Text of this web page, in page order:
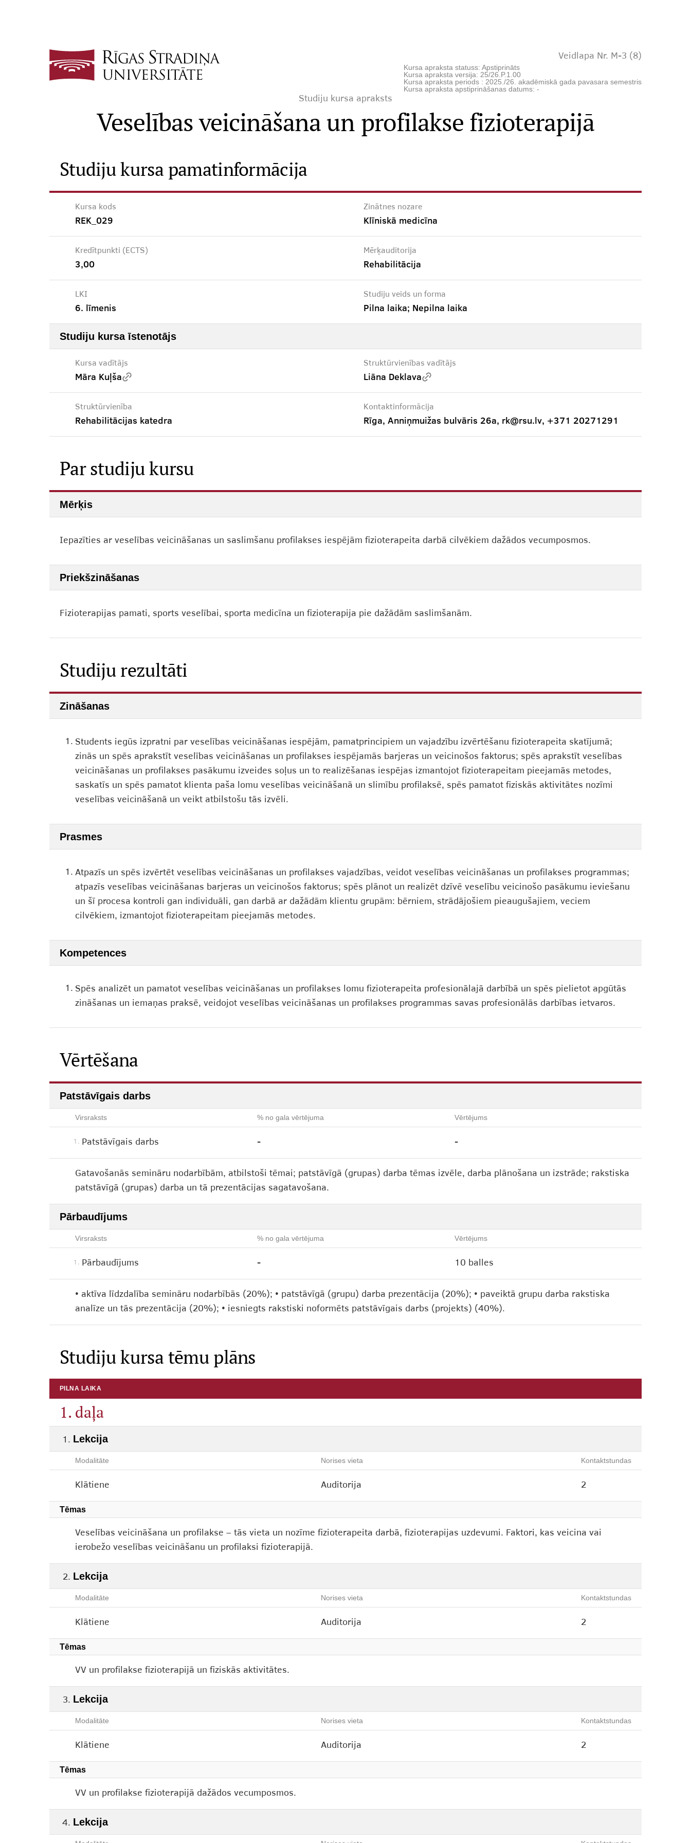
Veidlapa Nr. M-3 (8)
Kursa apraksta statuss: Apstiprināts
Kursa apraksta versija: 25/26.P.1.00
Kursa apraksta periods : 2025./26. akadēmiskā gada pavasara semestris
Kursa apraksta apstiprināšanas datums: -
Studiju kursa apraksts
Veselības veicināšana un profilakse fizioterapijā
Studiju kursa pamatinformācija
Kursa kods
REK_029
Zinātnes nozare
Klīniskā medicīna
Kredītpunkti (ECTS)
3,00
Mērķauditorija
Rehabilitācija
LKI
6. līmenis
Studiju veids un forma
Pilna laika; Nepilna laika
Studiju kursa īstenotājs
Kursa vadītājs
Māra Kuļša
Struktūrvienības vadītājs
Liāna Deklava
Struktūrvienība
Rehabilitācijas katedra
Kontaktinformācija
Rīga, Anniņmuižas bulvāris 26a, rk@rsu.lv, +371 20271291
Par studiju kursu
Mērķis
Iepazīties ar veselības veicināšanas un saslimšanu profilakses iespējām fizioterapeita darbā cilvēkiem dažādos vecumposmos.
Priekšzināšanas
Fizioterapijas pamati, sports veselībai, sporta medicīna un fizioterapija pie dažādām saslimšanām.
Studiju rezultāti
Zināšanas
1. Students iegūs izpratni par veselības veicināšanas iespējām, pamatprincipiem un vajadzību izvērtēšanu fizioterapeita skatījumā;
zinās un spēs aprakstīt veselības veicināšanas un profilakses iespējamās barjeras un veicinošos faktorus; spēs aprakstīt veselības
veicināšanas un profilakses pasākumu izveides soļus un to realizēšanas iespējas izmantojot fizioterapeitam pieejamās metodes,
saskatīs un spēs pamatot klienta paša lomu veselības veicināšanā un slimību profilaksē, spēs pamatot fiziskās aktivitātes nozīmi
veselības veicināšanā un veikt atbilstošu tās izvēli.
Prasmes
1. Atpazīs un spēs izvērtēt veselības veicināšanas un profilakses vajadzības, veidot veselības veicināšanas un profilakses programmas;
atpazīs veselības veicināšanas barjeras un veicinošos faktorus; spēs plānot un realizēt dzīvē veselību veicinošo pasākumu ieviešanu
un šī procesa kontroli gan individuāli, gan darbā ar dažādām klientu grupām: bērniem, strādājošiem pieaugušajiem, veciem
cilvēkiem, izmantojot fizioterapeitam pieejamās metodes.
Kompetences
1. Spēs analizēt un pamatot veselības veicināšanas un profilakses lomu fizioterapeita profesionālajā darbībā un spēs pielietot apgūtās
zināšanas un iemaņas praksē, veidojot veselības veicināšanas un profilakses programmas savas profesionālās darbības ietvaros.
Vērtēšana
Patstāvīgais darbs
Virsraksts % no gala vērtējuma Vērtējums
1. Patstāvīgais darbs - -
Gatavošanās semināru nodarbībām, atbilstoši tēmai; patstāvīgā (grupas) darba tēmas izvēle, darba plānošana un izstrāde; rakstiska
patstāvīgā (grupas) darba un tā prezentācijas sagatavošana.
Pārbaudījums
Virsraksts % no gala vērtējuma Vērtējums
1. Pārbaudījums - 10 balles
• aktīva līdzdalība semināru nodarbībās (20%); • patstāvīgā (grupu) darba prezentācija (20%); • paveiktā grupu darba rakstiska
analīze un tās prezentācija (20%); • iesniegts rakstiski noformēts patstāvīgais darbs (projekts) (40%).
Studiju kursa tēmu plāns
PILNA LAIKA
1. daļa
Lekcija
Modalitāte Norises vieta Kontaktstundas
Klātiene Auditorija 2
Tēmas
Veselības veicināšana un profilakse – tās vieta un nozīme fizioterapeita darbā, fizioterapijas uzdevumi. Faktori, kas veicina vai
ierobežo veselības veicināšanu un profilaksi fizioterapijā.
Lekcija
Modalitāte Norises vieta Kontaktstundas
Klātiene Auditorija 2
Tēmas
VV un profilakse fizioterapijā un fiziskās aktivitātes.
Lekcija
Modalitāte Norises vieta Kontaktstundas
Klātiene Auditorija 2
Tēmas
VV un profilakse fizioterapijā dažādos vecumposmos.
Lekcija